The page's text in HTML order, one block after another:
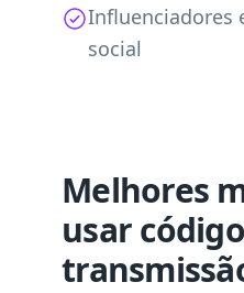
Influenciadores
social
Melhores
usar